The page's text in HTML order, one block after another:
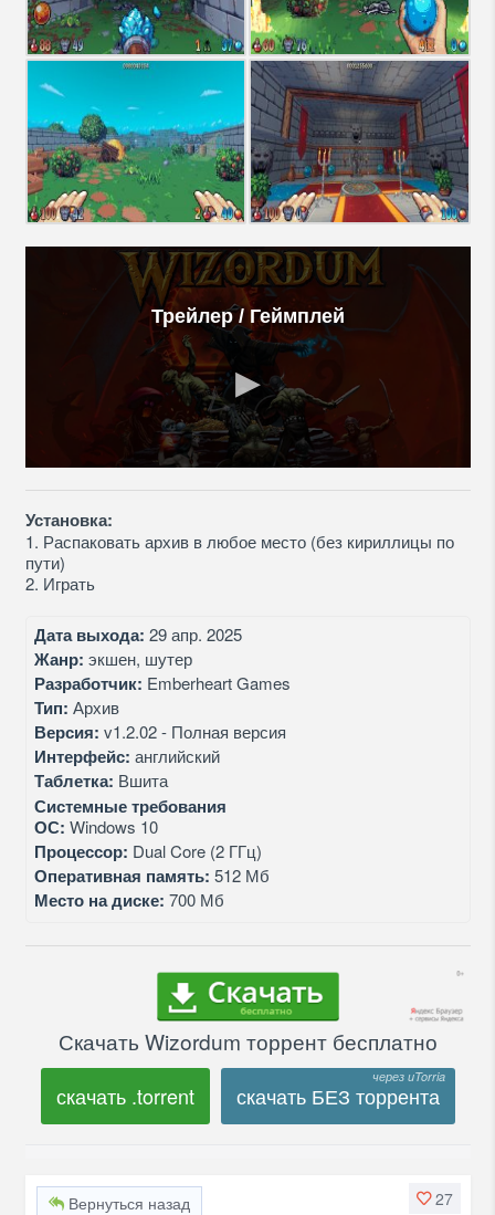
Трейлер / Геймплей
Установка:
1. Распаковать архив в любое место (без кириллицы по
пути)
2. Играть
Дата выхода: 29 апр. 2025
Жанр: экшен, шутер
Разработчик: Emberheart Games
Тип: Архив
Версия: v1.2.02 - Полная версия
Интерфейс: английский
Таблетка: Вшита
Системные требования
ОС: Windows 10
Процессор: Dual Core (2 ГГц)
Оперативная память: 512 Мб
Место на диске: 700 Мб
Скачать Wizordum торрент бесплатно
скачать .torrent скачать БЕЗ торрента
27
Вернуться назад